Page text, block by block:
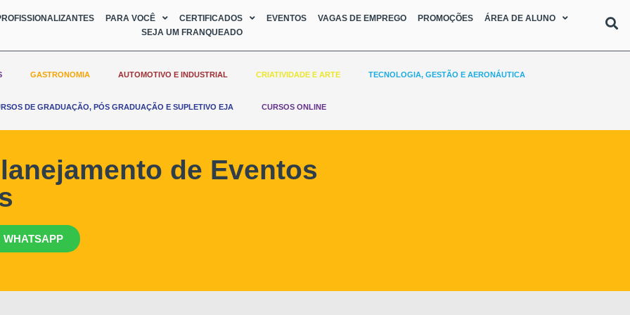
PARA VOCÊ CERTIFICADOS EVENTOS VAGAS DE EMPREGO PROMOÇÕES
ÁREA DE ALUNO
SEJA UM FRANQUEADO
GASTRONOMIA AUTOMOTIVO E INDUSTRIAL CRIATIVIDADE E ARTE TECNOLOGIA, GESTÃO E AERONÁUTICA
DE GRADUAÇÃO, PÓS GRADUAÇÃO E SUPLETIVO EJA CURSOS ONLINE
de Eventos